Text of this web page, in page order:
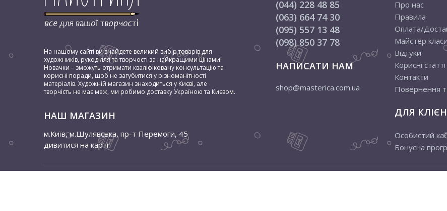
На нашому сайті ви знайдете великий вибір товарів для
художників, рукоділля та творчості за найкращими цінами!
Новачки – зможуть отримати кваліфіковану консультацію та
корисні поради, щоб не загубитися у різноманітності
матеріалів. Художній магазин знаходиться у Києві, але
творчість не має меж, ми робимо доставку Україною та Києвом.
НАШ МАГАЗИН
м.Київ, м.Шулявська, пр-т Перемоги, 45
дивитися на карті
(044) 228 48 85
(063) 664 74 30
(095) 557 13 48
(098) 850 37 78
НАПИСАТИ НАМ
shop@masterica.com.ua
Про нас
Правила
Оплата/
Майстер класи
Відгуки
Корисні статті
Контакти
Повернення
ДЛЯ
Особистий
Бонусна